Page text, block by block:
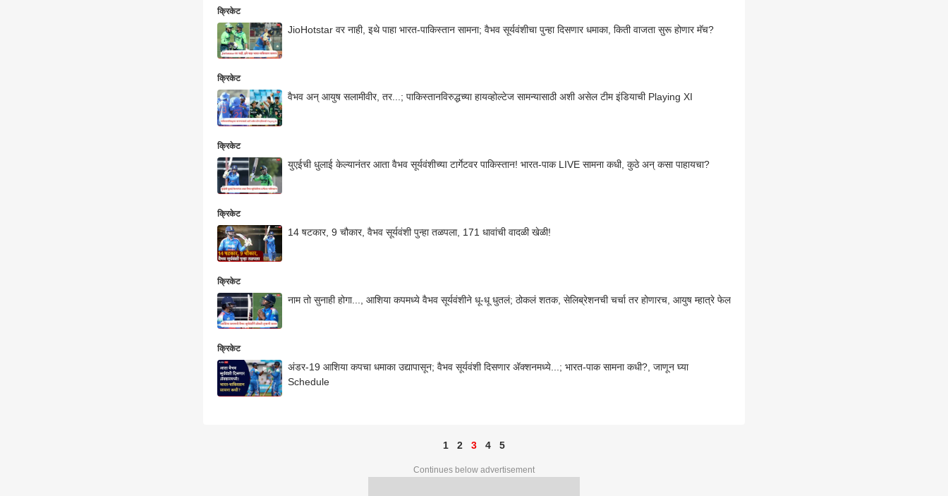
क्रिकेट
JioHotstar वर नाही, इथे पाहा भारत-पाकिस्तान सामना; वैभव सूर्यवंशीचा पुन्हा दिसणार धमाका, किती वाजता सुरू होणार मॅच?
क्रिकेट
वैभव अन् आयुष सलामीवीर, तर...; पाकिस्तानविरुद्धच्या हायव्होल्टेज सामन्यासाठी अशी असेल टीम इंडियाची Playing XI
क्रिकेट
युएईची धुलाई केल्यानंतर आता वैभव सूर्यवंशीच्या टार्गेटवर पाकिस्तान! भारत-पाक LIVE सामना कधी, कुठे अन् कसा पाहायचा?
क्रिकेट
14 षटकार, 9 चौकार, वैभव सूर्यवंशी पुन्हा तळपला, 171 धावांची वादळी खेळी!
क्रिकेट
नाम तो सुनाही होगा..., आशिया कपमध्ये वैभव सूर्यवंशीने धू-धू धुतलं; ठोकलं शतक, सेलिब्रेशनची चर्चा तर होणारच, आयुष म्हात्रे फेल
क्रिकेट
अंडर-19 आशिया कपचा धमाका उद्यापासून; वैभव सूर्यवंशी दिसणार अ‍ॅक्शनमध्ये...; भारत-पाक सामना कधी?, जाणून घ्या
Schedule
1 2 3 4 5
Continues below advertisement